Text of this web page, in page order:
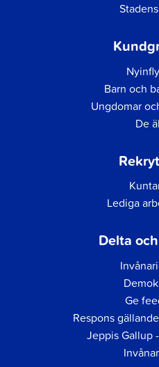
Barn och
Ungdomar
De
Lediga
Delta
Ge
Respons
Jeppis Gallup